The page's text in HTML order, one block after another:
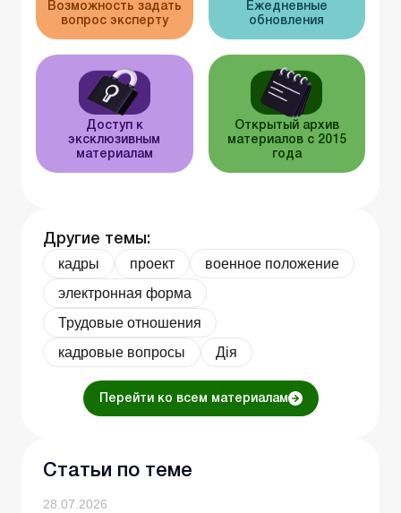
Возможность задать
вопрос эксперту
Ежедневные
обновления
Доступ к
эксклюзивным
материалам
Открытый архив
материалов с 2015
года
Другие темы:
кадры проект
военное положение
электронная форма
Трудовые отношения
кадровые вопросы
Дія
Перейти ко всем материалам
Статьи по теме
28.07.2026